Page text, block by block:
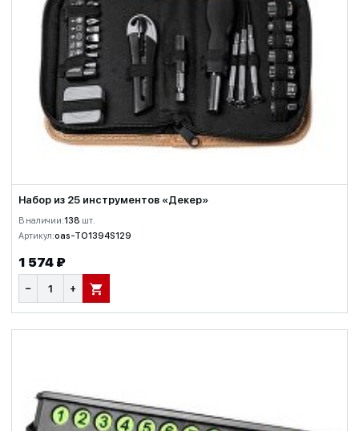
Набор из 25 инструментов «Декер»
В наличии:138 шт.
Артикул:oas-TO1394S129
1 574 ₽
− + В КОРЗИНУ